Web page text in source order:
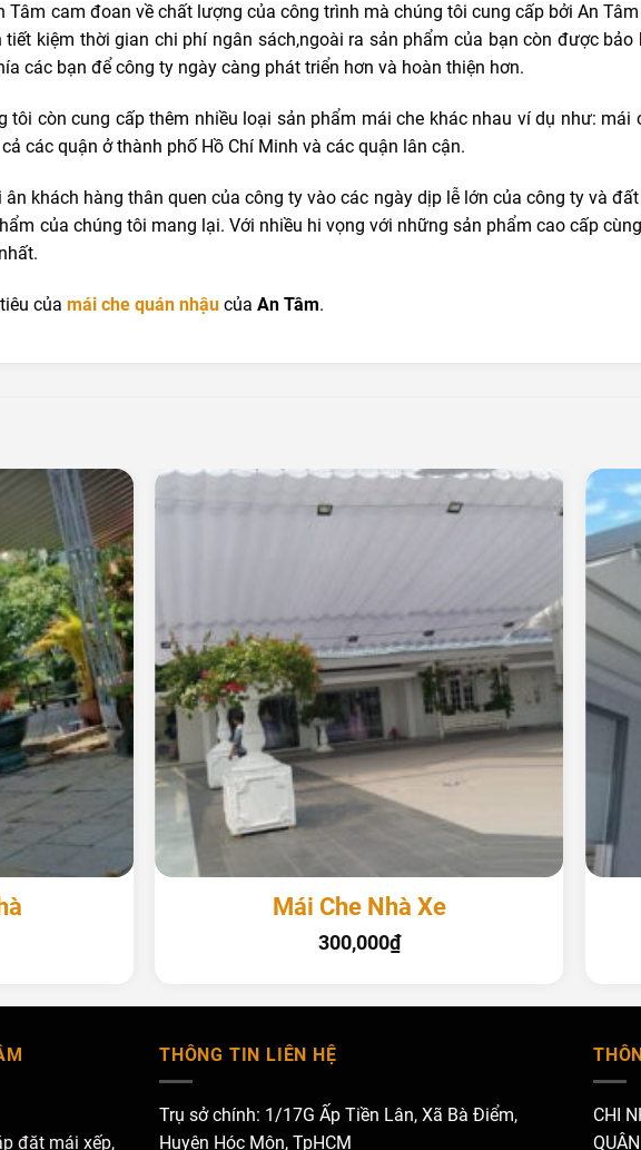
Tâm cam đoan về chất lượng của công trình mà chúng tôi cung cấp bởi An
kiệm thời gian chi phí ngân sách,ngoài ra sản phẩm của bạn còn được
các bạn để công ty ngày càng phát triển hơn và hoàn thiện hơn.
tôi còn cung cấp thêm nhiều loại sản phẩm mái che khác nhau ví dụ như: mái
các quận ở thành phố Hồ Chí Minh và các quận lân cận.
khách hàng thân quen của công ty vào các ngày dịp lễ lớn của công ty và
của chúng tôi mang lại. Với nhiều hi vọng với những sản phẩm cao cấp
của mái che quán nhậu của An Tâm.
Mái Che Nhà Xe
300,000₫
đặt mái xếp,
THÔNG TIN LIÊN HỆ
Trụ sở chính: 1/17G Ấp Tiền Lân, Xã Bà Điểm,
Huyện Hóc Môn, TpHCM
CHI